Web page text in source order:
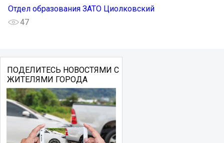
Отдел образования ЗАТО Циолковский
47
ПОДЕЛИТЕСЬ НОВОСТЯМИ С
ЖИТЕЛЯМИ ГОРОДА